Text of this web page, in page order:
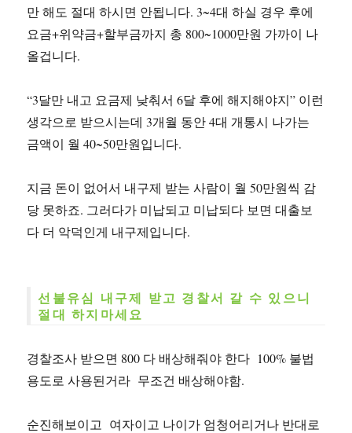
만 해도 절대 하시면 안됩니다. 3~4대 하실 경우 후에
요금+위약금+할부금까지 총 800~1000만원 가까이 나
올겁니다.
“3달만 내고 요금제 낮춰서 6달 후에 해지해야지” 이런
생각으로 받으시는데 3개월 동안 4대 개통시 나가는
금액이 월 40~50만원입니다.
지금 돈이 없어서 내구제 받는 사람이 월 50만원씩 감
당 못하죠. 그러다가 미납되고 미납되다 보면 대출보
다 더 악덕인게 내구제입니다.
선불유심 내구제 받고 경찰서 갈 수 있으니
절대 하지마세요
경찰조사 받으면 800 다 배상해줘야 한다 100% 불법
용도로 사용된거라 무조건 배상해야함.
순진해보이고 여자이고 나이가 엄청어리거나 반대로